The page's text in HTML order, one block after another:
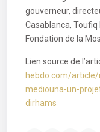
gouverneur,
Casablanca,
Fondation de la
Lien source de
hebdo.com/
mediouna-un-
dirhams